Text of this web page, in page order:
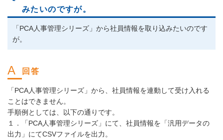
みたいのですが。
「PCA人事管理シリーズ」から社員情報を取り込みたいのです
が。
「PCA人事管理シリーズ」から、社員情報を連動して受け入れる
ことはできません。
手順例としては、以下の通りです。
１．「PCA人事管理シリーズ」にて、社員情報を「汎用データの
出力」にてCSVファイルを出力。